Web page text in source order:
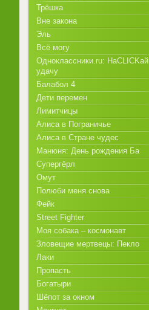
Трёшка
Вне закона
Эль
Всё могу
Одноклассники.ru: НаCLICKай
удачу
Балабол 4
Дети перемен
Лимитчицы
Алиса в Пограничье
Алиса в Стране чудес
Манюня: День рождения Ба
Супергёрл
Омут
Полюби меня снова
Фейк
Street Fighter
Моя собака – космонавт
Зловещие мертвецы: Пекло
Лаки
Пропасть
Богатыри
Шёпот за окном